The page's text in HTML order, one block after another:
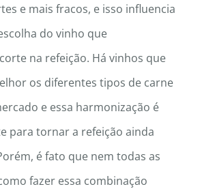
e mais fracos, e isso influencia
do vinho que
na refeição. Há vinhos que
os diferentes tipos de carne
e essa harmonização é
para tornar a refeição ainda
é fato que nem todas as
fazer essa combinação